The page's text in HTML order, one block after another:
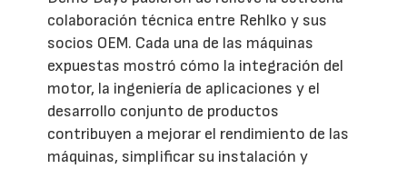
colaboración técnica entre Rehlko y sus
socios OEM. Cada una de las máquinas
expuestas mostró cómo la integración del
motor, la ingeniería de aplicaciones y el
desarrollo conjunto de productos
contribuyen a mejorar el rendimiento de las
máquinas, simplificar su instalación y